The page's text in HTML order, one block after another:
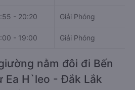
- 20:20 Giải Phóng
- 19:00 Giải Phóng
nằm đôi đi Bến
Ea H`leo - Đắk Lắk